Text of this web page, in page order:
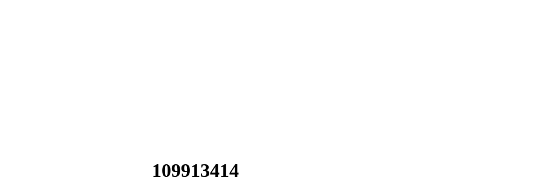
109913414